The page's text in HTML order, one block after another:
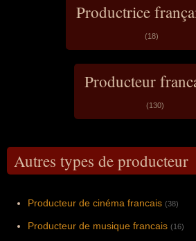
Productrice
(18)
Producteur
(130)
Autres types de producteur
Producteur de cinéma francais (38)
Producteur de musique francais (16)